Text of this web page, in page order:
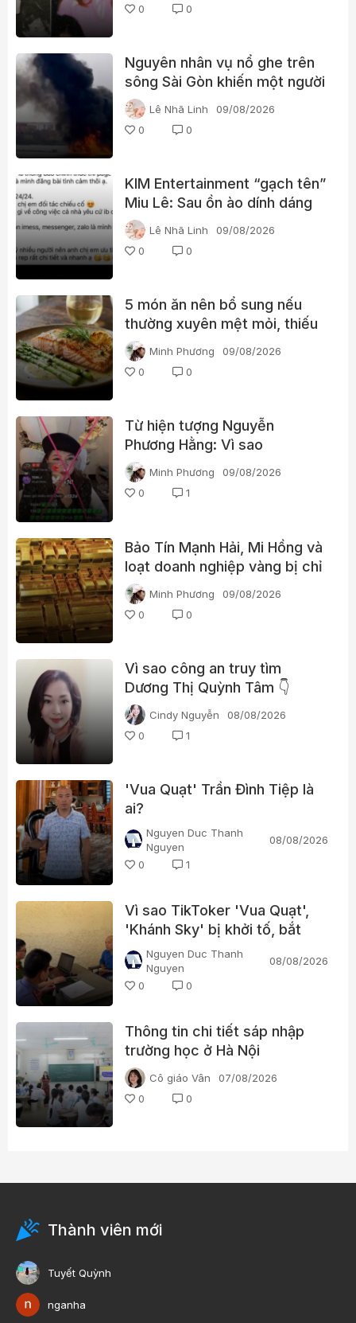
0 0
Nguyên nhân vụ nổ ghe trên
sông Sài Gòn khiến một người
phụ nữ tử vong
Lê Nhã Linh
09/08/2026
0
0
KIM Entertainment “gạch tên”
Miu Lê: Sau ồn ào dính dáng
ma túy, vị trí của nữ ca sĩ
thay đổi thế nào?
Lê Nhã Linh
09/08/2026
0
0
5 món ăn nên bổ sung nếu
thường xuyên mệt mỏi, thiếu
năng lượng
Minh Phương
09/08/2026
0
0
Từ hiện tượng Nguyễn
Phương Hằng: Vì sao
livestream càng gây tranh cãi
càng dễ “bùng nổ”?
Minh Phương
09/08/2026
0
1
Bảo Tín Mạnh Hải, Mi Hồng và
loạt doanh nghiệp vàng bị chỉ
ra nhiều vi phạm
Minh Phương
09/08/2026
0
0
Vì sao công an truy tìm
Dương Thị Quỳnh Tâm 👇
Cindy Nguyễn
08/08/2026
0
1
'Vua Quạt' Trần Đình Tiệp là
ai?
Nguyen Duc Thanh
Nguyen
08/08/2026
0
1
Vì sao TikToker 'Vua Quạt',
'Khánh Sky' bị khởi tố, bắt
tạm giam?
Nguyen Duc Thanh
Nguyen
08/08/2026
0
0
Thông tin chi tiết sáp nhập
trường học ở Hà Nội
Cô giáo Vân
07/08/2026
0
0
Thành viên mới
Tuyết Quỳnh
nganha